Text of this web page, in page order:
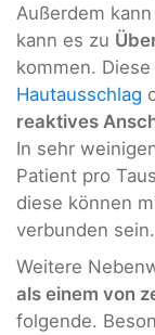
Außerdem
kann es zu
kommen.
Hautausschlag
reaktives
In sehr
Patient pro
diese können
verbunden sein.
Weitere
als einem von
folgende.